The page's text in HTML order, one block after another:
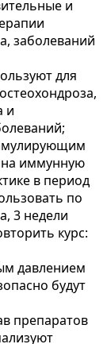
и
заболеваний
для
и
на иммунную
в период
по
3 недели
курс:
давлением
будут
препаратов